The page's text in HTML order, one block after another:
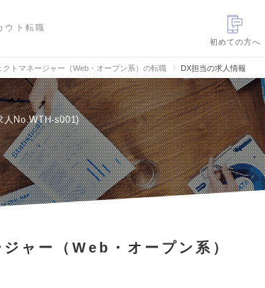
ウト転職
初めての方へ
クトマネージャー（Web・オープン系）の転職 DX担当の求人情報
人No.WTH-s001
ャー（Web・オープン系）